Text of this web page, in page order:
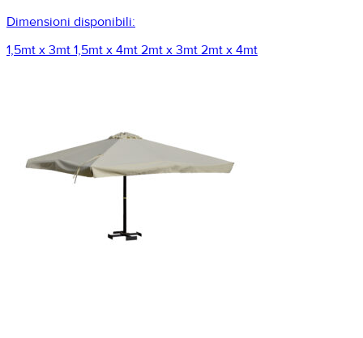
Dimensioni disponibili:
1,5mt x 3mt 1,5mt x 4mt 2mt x 3mt 2mt x 4mt